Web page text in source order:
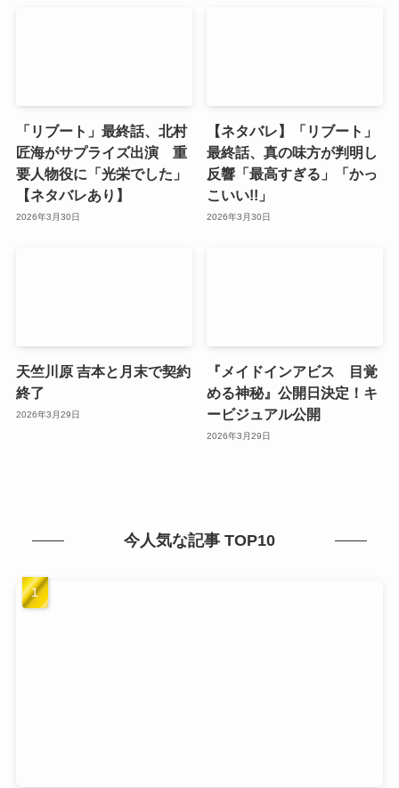
「リブート」最終話、北村
匠海がサプライズ出演 重
要人物役に「光栄でした」
【ネタバレあり】
2026年3月30日
【ネタバレ】「リブート」
最終話、真の味方が判明し
反響「最高すぎる」「かっ
こいい!!」
2026年3月30日
天竺川原 吉本と月末で契約
終了
2026年3月29日
『メイドインアビス 目覚
める神秘』公開日決定！キ
ービジュアル公開
2026年3月29日
今人気な記事 TOP10